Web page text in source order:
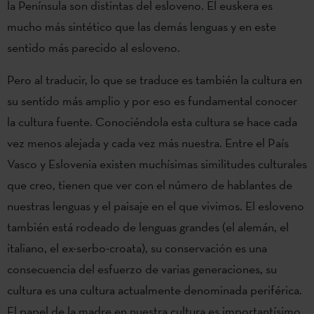
la Península son distintas del esloveno. El euskera es
mucho más sintético que las demás lenguas y en este
sentido más parecido al esloveno.
Pero al traducir, lo que se traduce es también la cultura en
su sentido más amplio y por eso es fundamental conocer
la cultura fuente. Conociéndola esta cultura se hace cada
vez menos alejada y cada vez más nuestra. Entre el País
Vasco y Eslovenia existen muchísimas similitudes culturales
que creo, tienen que ver con el número de hablantes de
nuestras lenguas y el paisaje en el que vivimos. El esloveno
también está rodeado de lenguas grandes (el alemán, el
italiano, el ex-serbo-croata), su conservación es una
consecuencia del esfuerzo de varias generaciones, su
cultura es una cultura actualmente denominada periférica.
El papel de la madre en nuestra cultura es importantísimo,